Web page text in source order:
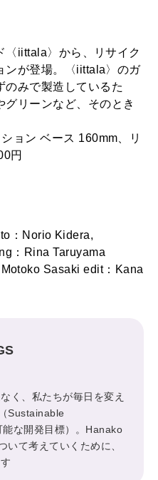
〈iittala〉から、リサイク
ンが登場。〈iittala〉のガ
のみで製造しているた
リーンなど、そのとき
ョン ベース 160mm、リ
円
：Norio Kidera,
：Rina Taruyama
Sasaki edit：Kana
く、私たちが毎日を変え
Sustainable
な開発目標）。Hanako
いて考えていくために、